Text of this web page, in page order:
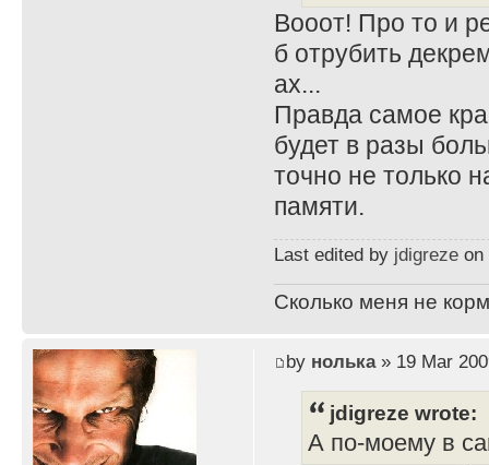
Вооот! Про то и
б отрубить
ах...
Правда самое
будет в разы
точно не только
памяти.
Last edited by jdigrezeon
Сколько меня не
by нолька» 19 Mar
jdigreze wrote:
А по-моему в